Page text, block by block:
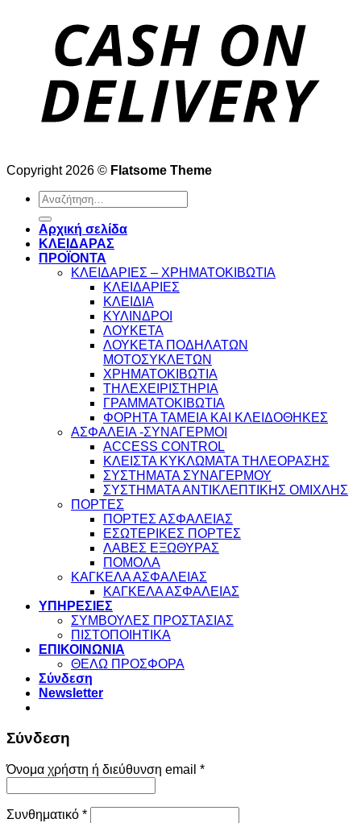
Copyright 2026 © Flatsome Theme
Αναζήτηση
για:
Αρχική σελίδα
ΚΛΕΙΔΑΡΑΣ
ΠΡΟΪΟΝΤΑ
ΚΛΕΙΔΑΡΙΕΣ – ΧΡΗΜΑΤΟΚΙΒΩΤΙΑ
ΚΛΕΙΔΑΡΙΕΣ
ΚΛΕΙΔΙΑ
ΚΥΛΙΝΔΡΟΙ
ΛΟΥΚΕΤΑ
ΛΟΥΚΕΤΑ ΠΟΔΗΛΑΤΩΝ
ΜΟΤΟΣΥΚΛΕΤΩΝ
ΧΡΗΜΑΤΟΚΙΒΩΤΙΑ
ΤΗΛΕΧΕΙΡΙΣΤΗΡΙΑ
ΓΡΑΜΜΑΤΟΚΙΒΩΤΙΑ
ΦΟΡΗΤΑ ΤΑΜΕΙΑ ΚΑΙ ΚΛΕΙΔΟΘΗΚΕΣ
ΑΣΦΑΛΕΙΑ -ΣΥΝΑΓΕΡΜΟΙ
ACCESS CONTROL
ΚΛΕΙΣΤΑ ΚΥΚΛΩΜΑΤΑ ΤΗΛΕΟΡΑΣΗΣ
ΣΥΣΤΗΜΑΤΑ ΣΥΝΑΓΕΡΜΟΥ
ΣΥΣΤΗΜΑΤΑ ΑΝΤΙΚΛΕΠΤΙΚΗΣ ΟΜΙΧΛΗΣ
ΠΟΡΤΕΣ
ΠΟΡΤΕΣ ΑΣΦΑΛΕΙΑΣ
ΕΣΩΤΕΡΙΚΕΣ ΠΟΡΤΕΣ
ΛΑΒΕΣ ΕΞΩΘΥΡΑΣ
ΠΟΜΟΛΑ
ΚΑΓΚΕΛΑ ΑΣΦΑΛΕΙΑΣ
ΚΑΓΚΕΛΑ ΑΣΦΑΛΕΙΑΣ
ΥΠΗΡΕΣΙΕΣ
ΣΥΜΒΟΥΛΕΣ ΠΡΟΣΤΑΣΙΑΣ
ΠΙΣΤΟΠΟΙΗΤΙΚΑ
ΕΠΙΚΟΙΝΩΝΙΑ
ΘΕΛΩ ΠΡΟΣΦΟΡΑ
Σύνδεση
Newsletter
Σύνδεση
Όνομα χρήστη ή διεύθυνση email *Απαιτείται
Συνθηματικό *Απαιτείται